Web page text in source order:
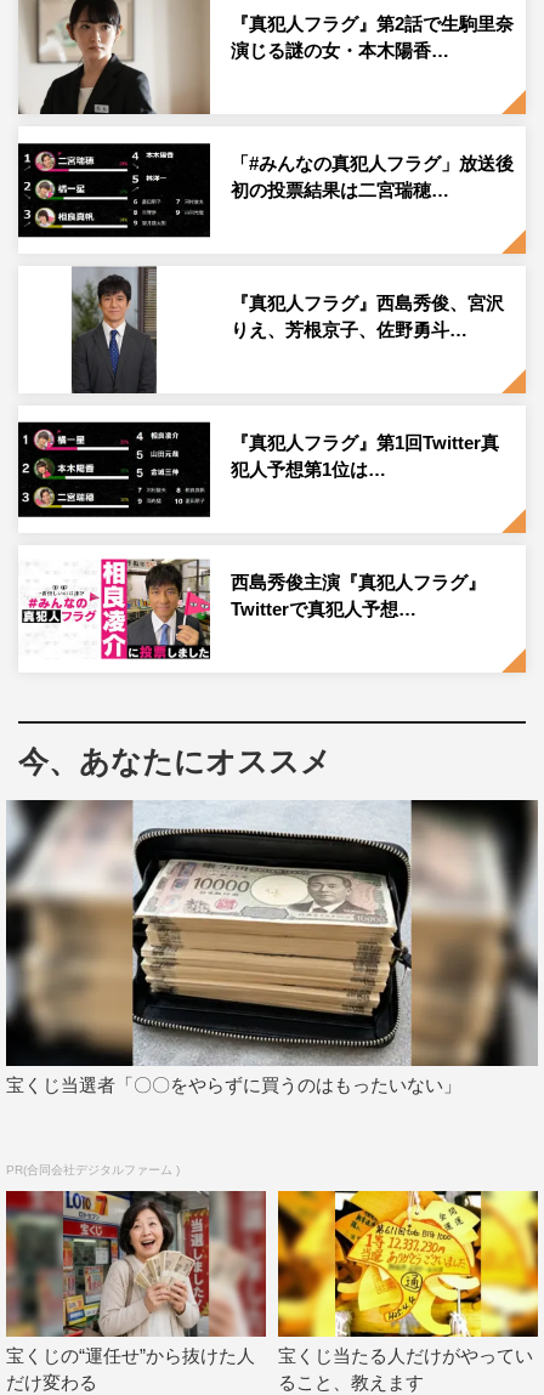
テープが気になる」という意見が。前回3位だった宮沢り
え演じる相良真帆もじわじわと得票率を上げ、初の2位と
なった。真帆の失踪は自作自演と推理する考察も繰り広げ
（日）後11・25～29日（金）前10・00に行われる。
『真犯人フラグ』
毎週日曜 後10・30～11・25
佐野勇斗 宮沢りえ
芳根京子 西島秀俊
『真犯人フラグ』第2話で生駒里奈
演じる謎の女・本木陽香…
「#みんなの真犯人フラグ」放送後
初の投票結果は二宮瑞穂…
『真犯人フラグ』西島秀俊、宮沢
りえ、芳根京子、佐野勇斗…
『真犯人フラグ』第1回Twitter真
犯人予想第1位は…
西島秀俊主演『真犯人フラグ』
Twitterで真犯人予想…
今、あなたにオススメ
宝くじ当選者「〇〇をやらずに買うのはもったいない」
PR(合同会社デジタルファーム )
宝くじの“運任せ”から抜けた人
だけ変わる
宝くじ当たる人だけがやってい
ること、教えます